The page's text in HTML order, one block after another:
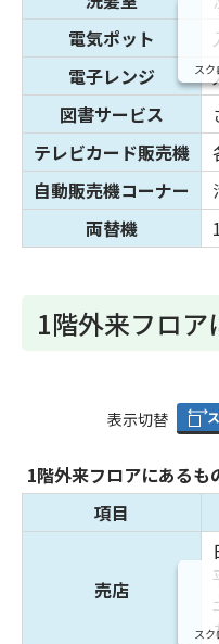
電気ポット
電子レンジ
図書サービス
テレビカード販売機
自動販売機コーナー
両替機
ス
1階外来フロア
表
み
の
表示切替
1階外来フロアにあるも
項目
売店
ス